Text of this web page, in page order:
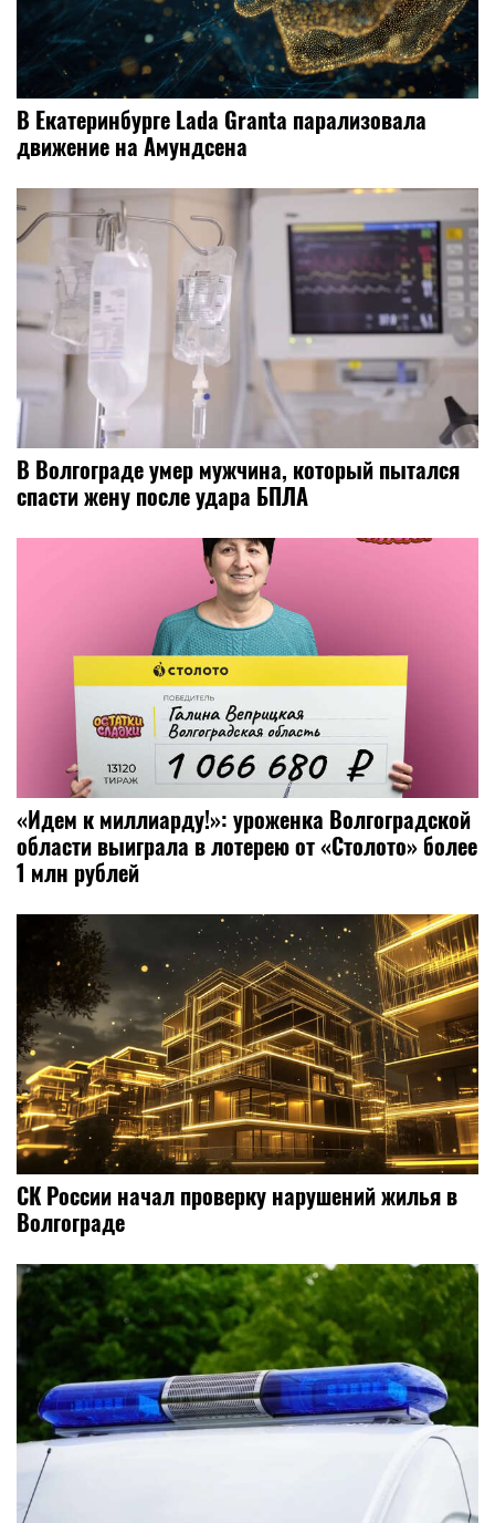
В Екатеринбурге Lada Granta парализовала
движение на Амундсена
В Волгограде умер мужчина, который пытался
спасти жену после удара БПЛА
«Идем к миллиарду!»: уроженка Волгоградской
области выиграла в лотерею от «Столото» более
1 млн рублей
СК России начал проверку нарушений жилья в
Волгограде